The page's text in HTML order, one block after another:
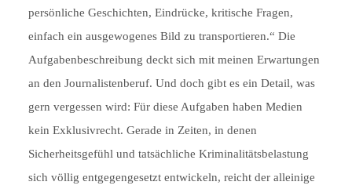
persönliche Geschichten, Eindrücke, kritische Fragen,
einfach ein ausgewogenes Bild zu transportieren.“ Die
Aufgabenbeschreibung deckt sich mit meinen Erwartungen
an den Journalistenberuf. Und doch gibt es ein Detail, was
gern vergessen wird: Für diese Aufgaben haben Medien
kein Exklusivrecht. Gerade in Zeiten, in denen
Sicherheitsgefühl und tatsächliche Kriminalitätsbelastung
sich völlig entgegengesetzt entwickeln, reicht der alleinige